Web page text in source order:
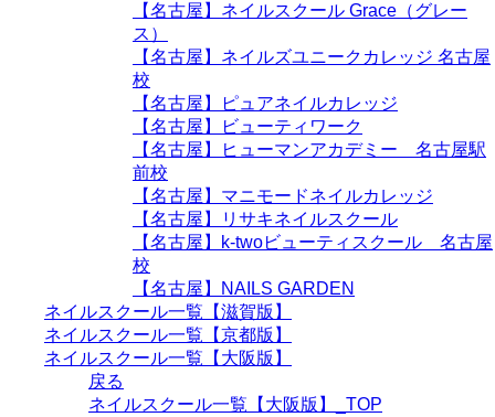
【名古屋】ネイルスクール Grace（グレー
ス）
【名古屋】ネイルズユニークカレッジ 名古屋
校
【名古屋】ピュアネイルカレッジ
【名古屋】ビューティワーク
【名古屋】ヒューマンアカデミー 名古屋駅
前校
【名古屋】マニモードネイルカレッジ
【名古屋】リサキネイルスクール
【名古屋】k-twoビューティスクール 名古屋
校
【名古屋】NAILS GARDEN
ネイルスクール一覧【滋賀版】
ネイルスクール一覧【京都版】
ネイルスクール一覧【大阪版】
戻る
ネイルスクール一覧【大阪版】_TOP